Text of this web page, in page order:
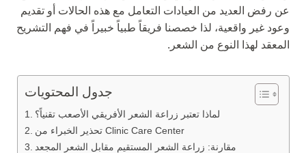
عن رفض العديد من العيادات التعامل مع هذه الحالات أو تقديم
وعود غير واقعية، لذا خصصنا فريقاً طبياً خبيراً في فهم التشريح
المعقد لهذا النوع من الشعر.
جدول المحتويات
لماذا تعتبر زراعة الشعر الأفريقي الأصعب تقنياً؟
تحذير الخبراء من Clinic Care Center
مقارنة: زراعة الشعر المستقيم مقابل الشعر المجعد